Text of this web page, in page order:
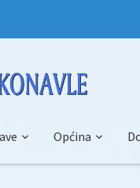
Općina